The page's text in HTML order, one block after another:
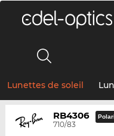
Lunettes de soleil
RB4306
710/83